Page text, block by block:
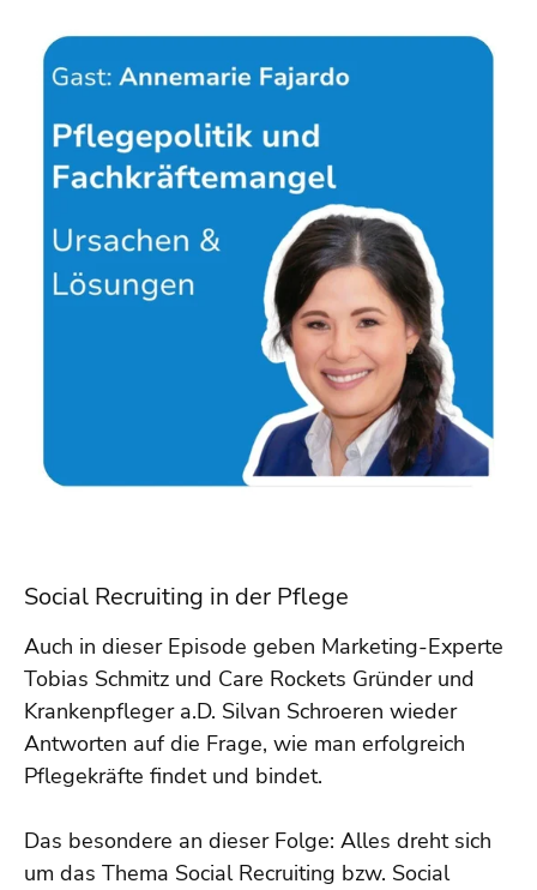
Social Recruiting in der Pflege
Auch in dieser Episode geben Marketing-Experte
Tobias Schmitz und Care Rockets Gründer und
Krankenpfleger a.D. Silvan Schroeren wieder
Antworten auf die Frage, wie man erfolgreich
Pflegekräfte findet und bindet.
Das besondere an dieser Folge: Alles dreht sich
um das Thema Social Recruiting bzw. Social